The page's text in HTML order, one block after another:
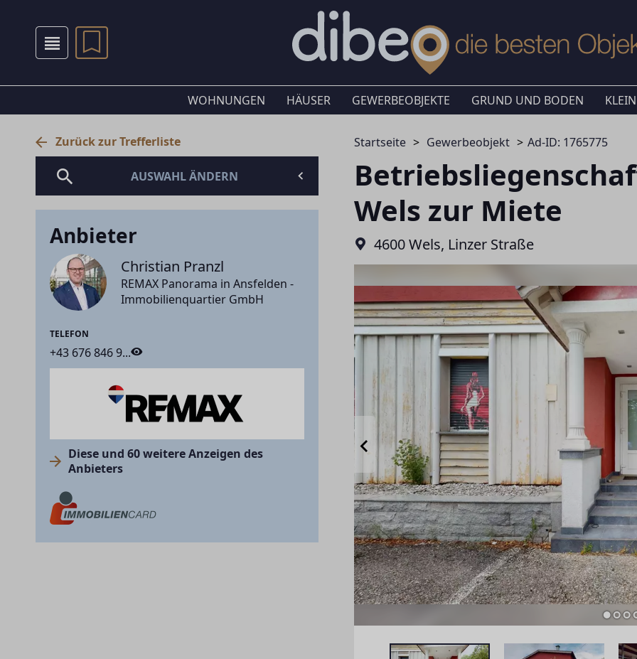
WOHNUNGEN HÄUSER GEWERBEOBJEKTE GRUND UND BODEN
Startseite Gewerbeobjekt Ad-ID: 1765775
Wels zur Miete
4600 Wels, Linzer Straße
Zurück zur Trefferliste
AUSWAHL ÄNDERN
Anbieter
Christian Pranzl
REMAX Panorama in Ansfelden -
Immobilienquartier GmbH
TELEFON
+43 676 846 9...
Diese und 60 weitere Anzeigen des
Anbieters